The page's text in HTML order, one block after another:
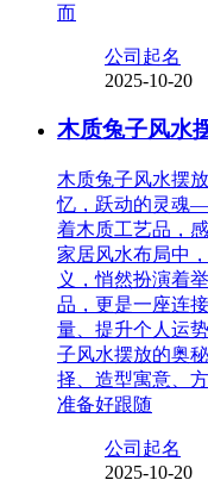
而
公司起名
2025-10-20
木质兔子风水
木质兔子风水摆
忆，跃动的灵魂
着木质工艺品，
家居风水布局中
义，悄然扮演着
品，更是一座连
量、提升个人运
子风水摆放的奥
择、造型寓意、
准备好跟随
公司起名
2025-10-20